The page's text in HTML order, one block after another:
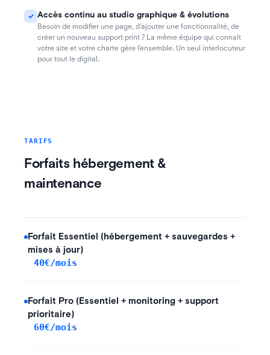
✓ Accès continu au studio graphique & évolutions
Besoin de modifier une page, d'ajouter une fonctionnalité, de
créer un nouveau support print ? La même équipe qui connaît
votre site et votre charte gère l'ensemble. Un seul interlocuteur
pour tout le digital.
TARIFS
Forfaits hébergement &
maintenance
Forfait Essentiel (hébergement + sauvegardes +
mises à jour)
40€/mois
Forfait Pro (Essentiel + monitoring + support
prioritaire)
60€/mois